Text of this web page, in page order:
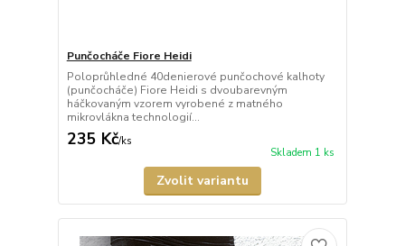
Punčocháče Fiore Heidi
Poloprůhledné 40denierové punčochové kalhoty
(punčocháče) Fiore Heidi s dvoubarevným
háčkovaným vzorem vyrobené z matného
mikrovlákna technologií...
235 Kč/ks
Skladem 1 ks
Zvolit variantu